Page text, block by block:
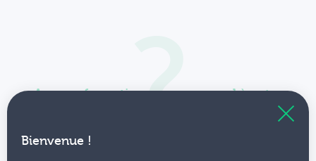
Bienvenue !
Aucune formation ne correspond à votre
Vous pouvez renouveler votre requête en élargissant